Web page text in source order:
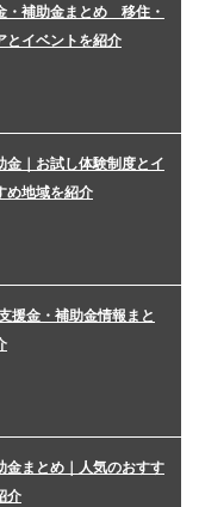
・補助金まとめ 移住・
とイベントを紹介
金｜お試し体験制度とイ
め地域を紹介
援金・補助金情報まと
金まとめ｜人気のおすす
介